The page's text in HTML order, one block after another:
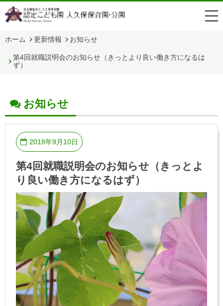
ホーム 更新情報 お知らせ
第4回就職説明会のお知らせ（きっとより良い働き方になるは
ず）
お知らせ
2018年9月10日
第4回就職説明会のお知らせ（きっとよ
り良い働き方になるはず）